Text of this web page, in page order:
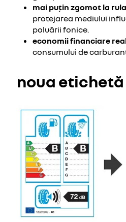
mai puțin zgomot la
protejarea mediului
poluării fonice.
economii financiare
consumului de
noua